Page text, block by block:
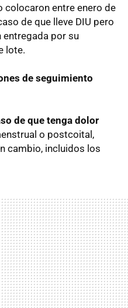
colocaron entre enero de
de que lleve DIU pero
entregada por su
lote.
de seguimiento
de que tenga dolor
o postcoital,
cambio, incluidos los